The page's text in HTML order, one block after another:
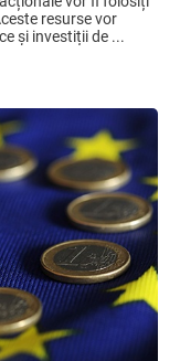
fiscale
2026
Fiscal de Stat
a
de aliniere
și bunele
Finanțelor
resurse vor
și investiții de ...